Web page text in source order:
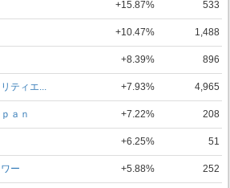
+15.87% 533
+10.47% 1,488
+8.39% 896
ティエ... +7.93% 4,965
ａｎ +7.22% 208
+6.25% 51
ー +5.88% 252